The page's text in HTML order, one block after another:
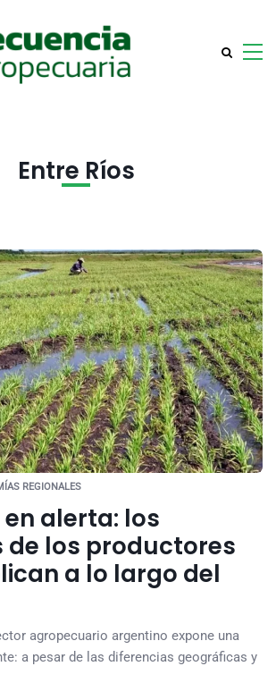
Entre Ríos
REGIONALES
alerta: los
de los productores
a lo largo del
agropecuario argentino expone una
a pesar de las diferencias geográficas y